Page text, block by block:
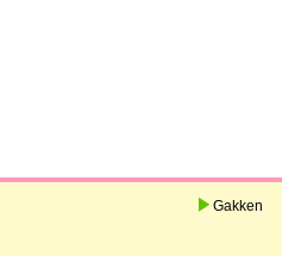
Gakken